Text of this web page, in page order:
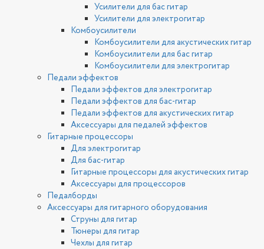
Усилители для бас гитар
Усилители для электрогитар
Комбоусилители
Комбоусилители для акустических гитар
Комбоусилители для бас гитар
Комбоусилители для электрогитар
Педали эффектов
Педали эффектов для электрогитар
Педали эффектов для бас-гитар
Педали эффектов для акустических гитар
Аксессуары для педалей эффектов
Гитарные процессоры
Для электрогитар
Для бас-гитар
Гитарные процессоры для акустических гитар
Аксессуары для процессоров
Педалборды
Аксессуары для гитарного оборудования
Струны для гитар
Тюнеры для гитар
Чехлы для гитар